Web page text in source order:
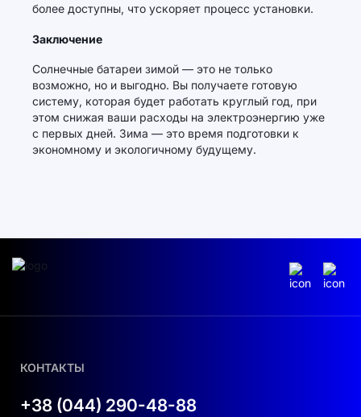
более доступны, что ускоряет процесс установки.
Заключение
Солнечные батареи зимой — это не только
возможно, но и выгодно. Вы получаете готовую
систему, которая будет работать круглый год, при
этом снижая ваши расходы на электроэнергию уже
с первых дней. Зима — это время подготовки к
экономному и экологичному будущему.
КОНТАКТЫ
+38 (044) 290-48-88